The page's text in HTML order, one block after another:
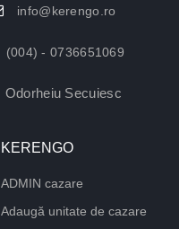
info@kerengo.ro
(004) - 0736651069
Odorheiu Secuiesc
KERENGO
ADMIN cazare
Adaugă unitate de cazare